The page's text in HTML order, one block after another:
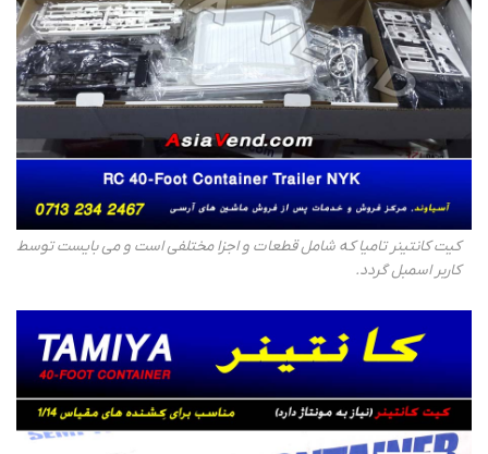
کیت کانتینر تامیا که شامل قطعات و اجزا مختلفی است و می بایست توسط
کاربر اسمبل گردد.